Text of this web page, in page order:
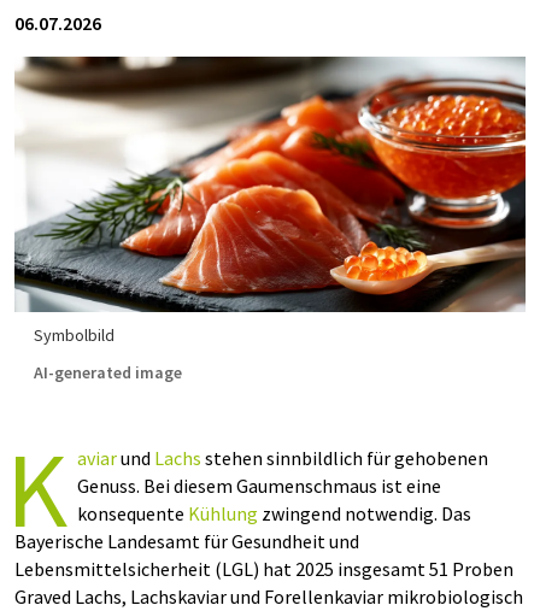
06.07.2026
Symbolbild
AI-generated image
K aviarund Lachs stehen sinnbildlich für gehobenen
Genuss. Bei diesem Gaumenschmaus ist eine
konsequente Kühlung zwingend notwendig. Das
Bayerische Landesamt für Gesundheit und
Lebensmittelsicherheit (LGL) hat 2025 insgesamt 51 Proben
Graved Lachs, Lachskaviar und Forellenkaviar mikrobiologisch